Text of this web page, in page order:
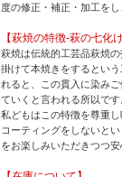
度の修正・補正・加工を
【萩焼の特徴-萩の七化け
萩焼は伝統的工芸品萩焼
掛けて本焼きをするとい
れると、この貫入に染み
ていくと言われる所以です
私どもはこの特徴を尊重
コーティングをしないと
をお楽しみいただきつつ